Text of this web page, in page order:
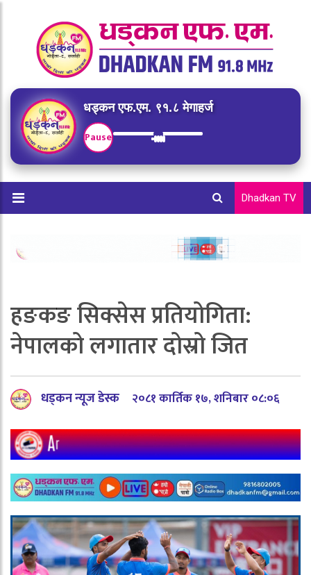
धड्कन एफ.एम. ९१.८ मेगाहर्ज
Pause
Dhadkan TV
हङकङ सिक्सेस प्रतियोगिता:
नेपालको लगातार दोस्रो जित
धड्कन न्यूज डेस्क २०८१ कार्तिक १७, शनिबार ०८:०६